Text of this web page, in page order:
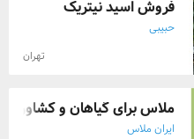
فروش اسید نیتریک
حبیبی
تهران
ملاس برای گیاهان و کشاورزی
ایران ملاس